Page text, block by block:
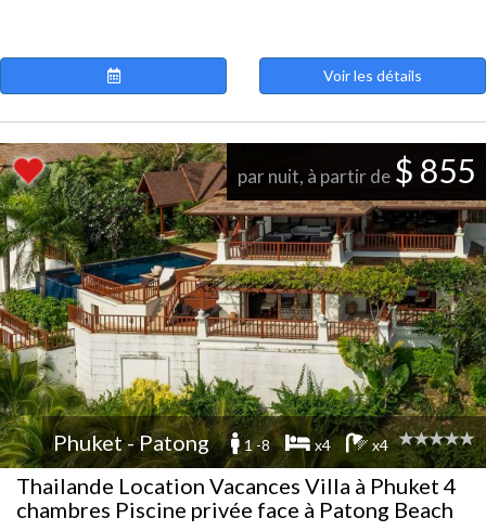
Voir les détails
par nuit, à partir de $ 855
Phuket - Patong 1 -8 x4 x4
Thailande Location Vacances Villa à Phuket 4
chambres Piscine privée face à Patong Beach